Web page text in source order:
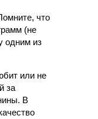
что
(не
одним из
или не
за
В